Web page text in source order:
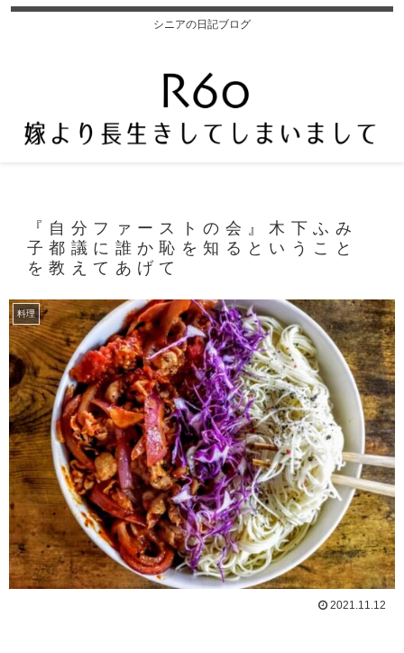
シニアの日記ブログ
『自分ファーストの会』木下ふみ
子都議に誰か恥を知るということ
を教えてあげて
料理
2021.11.12